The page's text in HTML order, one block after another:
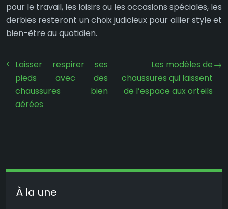
pour le travail, les loisirs ou les occasions spéciales, les
derbies resteront un choix judicieux pour allier style et
bien-être au quotidien.
Laisser respirer ses
pieds avec des
chaussures bien
aérées
Les modèles de
chaussures qui laissent
de l’espace aux orteils
À la une